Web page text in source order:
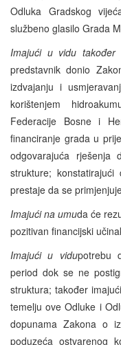
Odluka Gradskog
službeno glasilo Grada
Imajući u vidu također
predstavnik donio
izdvajanju i
korištenjem
Federacije Bosne i
financiranje grada u
odgovarajuća rješenja
strukture;
prestaje da se
Imajući na umuda će
pozitivan financijski
Imajući u vidupotrebu
period dok se ne
struktura; također
temelju ove Odluke i
dopunama Zakona o
poduzeća ostvarenog